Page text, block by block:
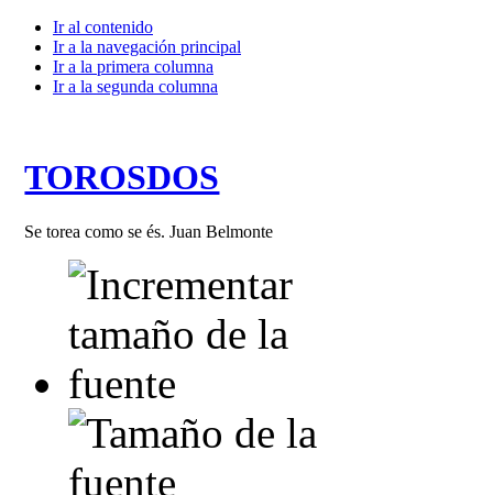
Ir al contenido
Ir a la navegación principal
Ir a la primera columna
Ir a la segunda columna
TOROSDOS
Se torea como se és. Juan Belmonte